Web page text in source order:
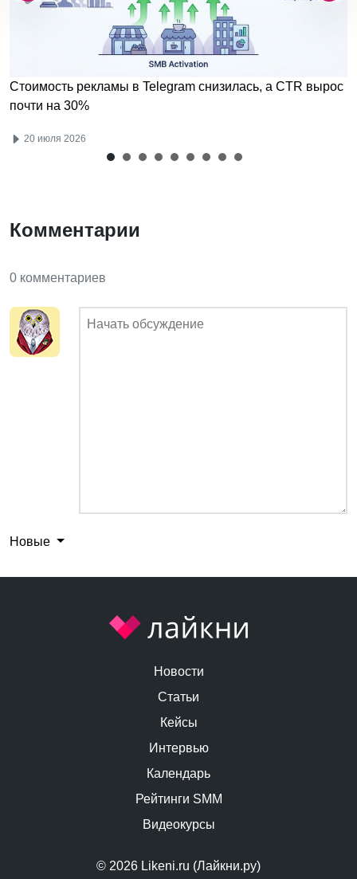
Стоимость рекламы в Telegram снизилась, а CTR вырос
почти на 30%
20 июля 2026
Комментарии
0 комментариев
Новые
© 2026 Likeni.ru (Лайкни.ру)
Новости
Статьи
Кейсы
Интервью
Календарь
Рейтинги SMM
Видеокурсы